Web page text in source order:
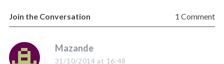
Join the Conversation 1 Comment
s
a
Mazande
31/10/2014 at 16:48